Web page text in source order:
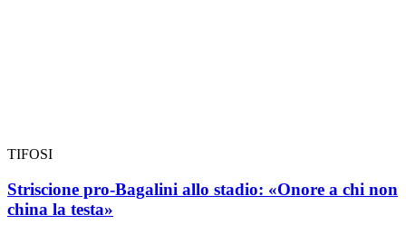
TIFOSI
Striscione pro-Bagalini allo stadio: «Onore a chi non
china la testa»